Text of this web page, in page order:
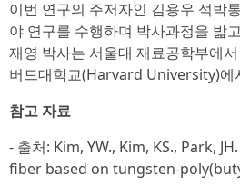
이번 연구의 주저자인 김용우 석박
야 연구를 수행하며 박사과정을 밟
재영 박사는 서울대 재료공학부에
버드대학교(Harvard University)에
참고 자료
- 출처: Kim, YW., Kim, KS., Park,
fiber based on tungsten-